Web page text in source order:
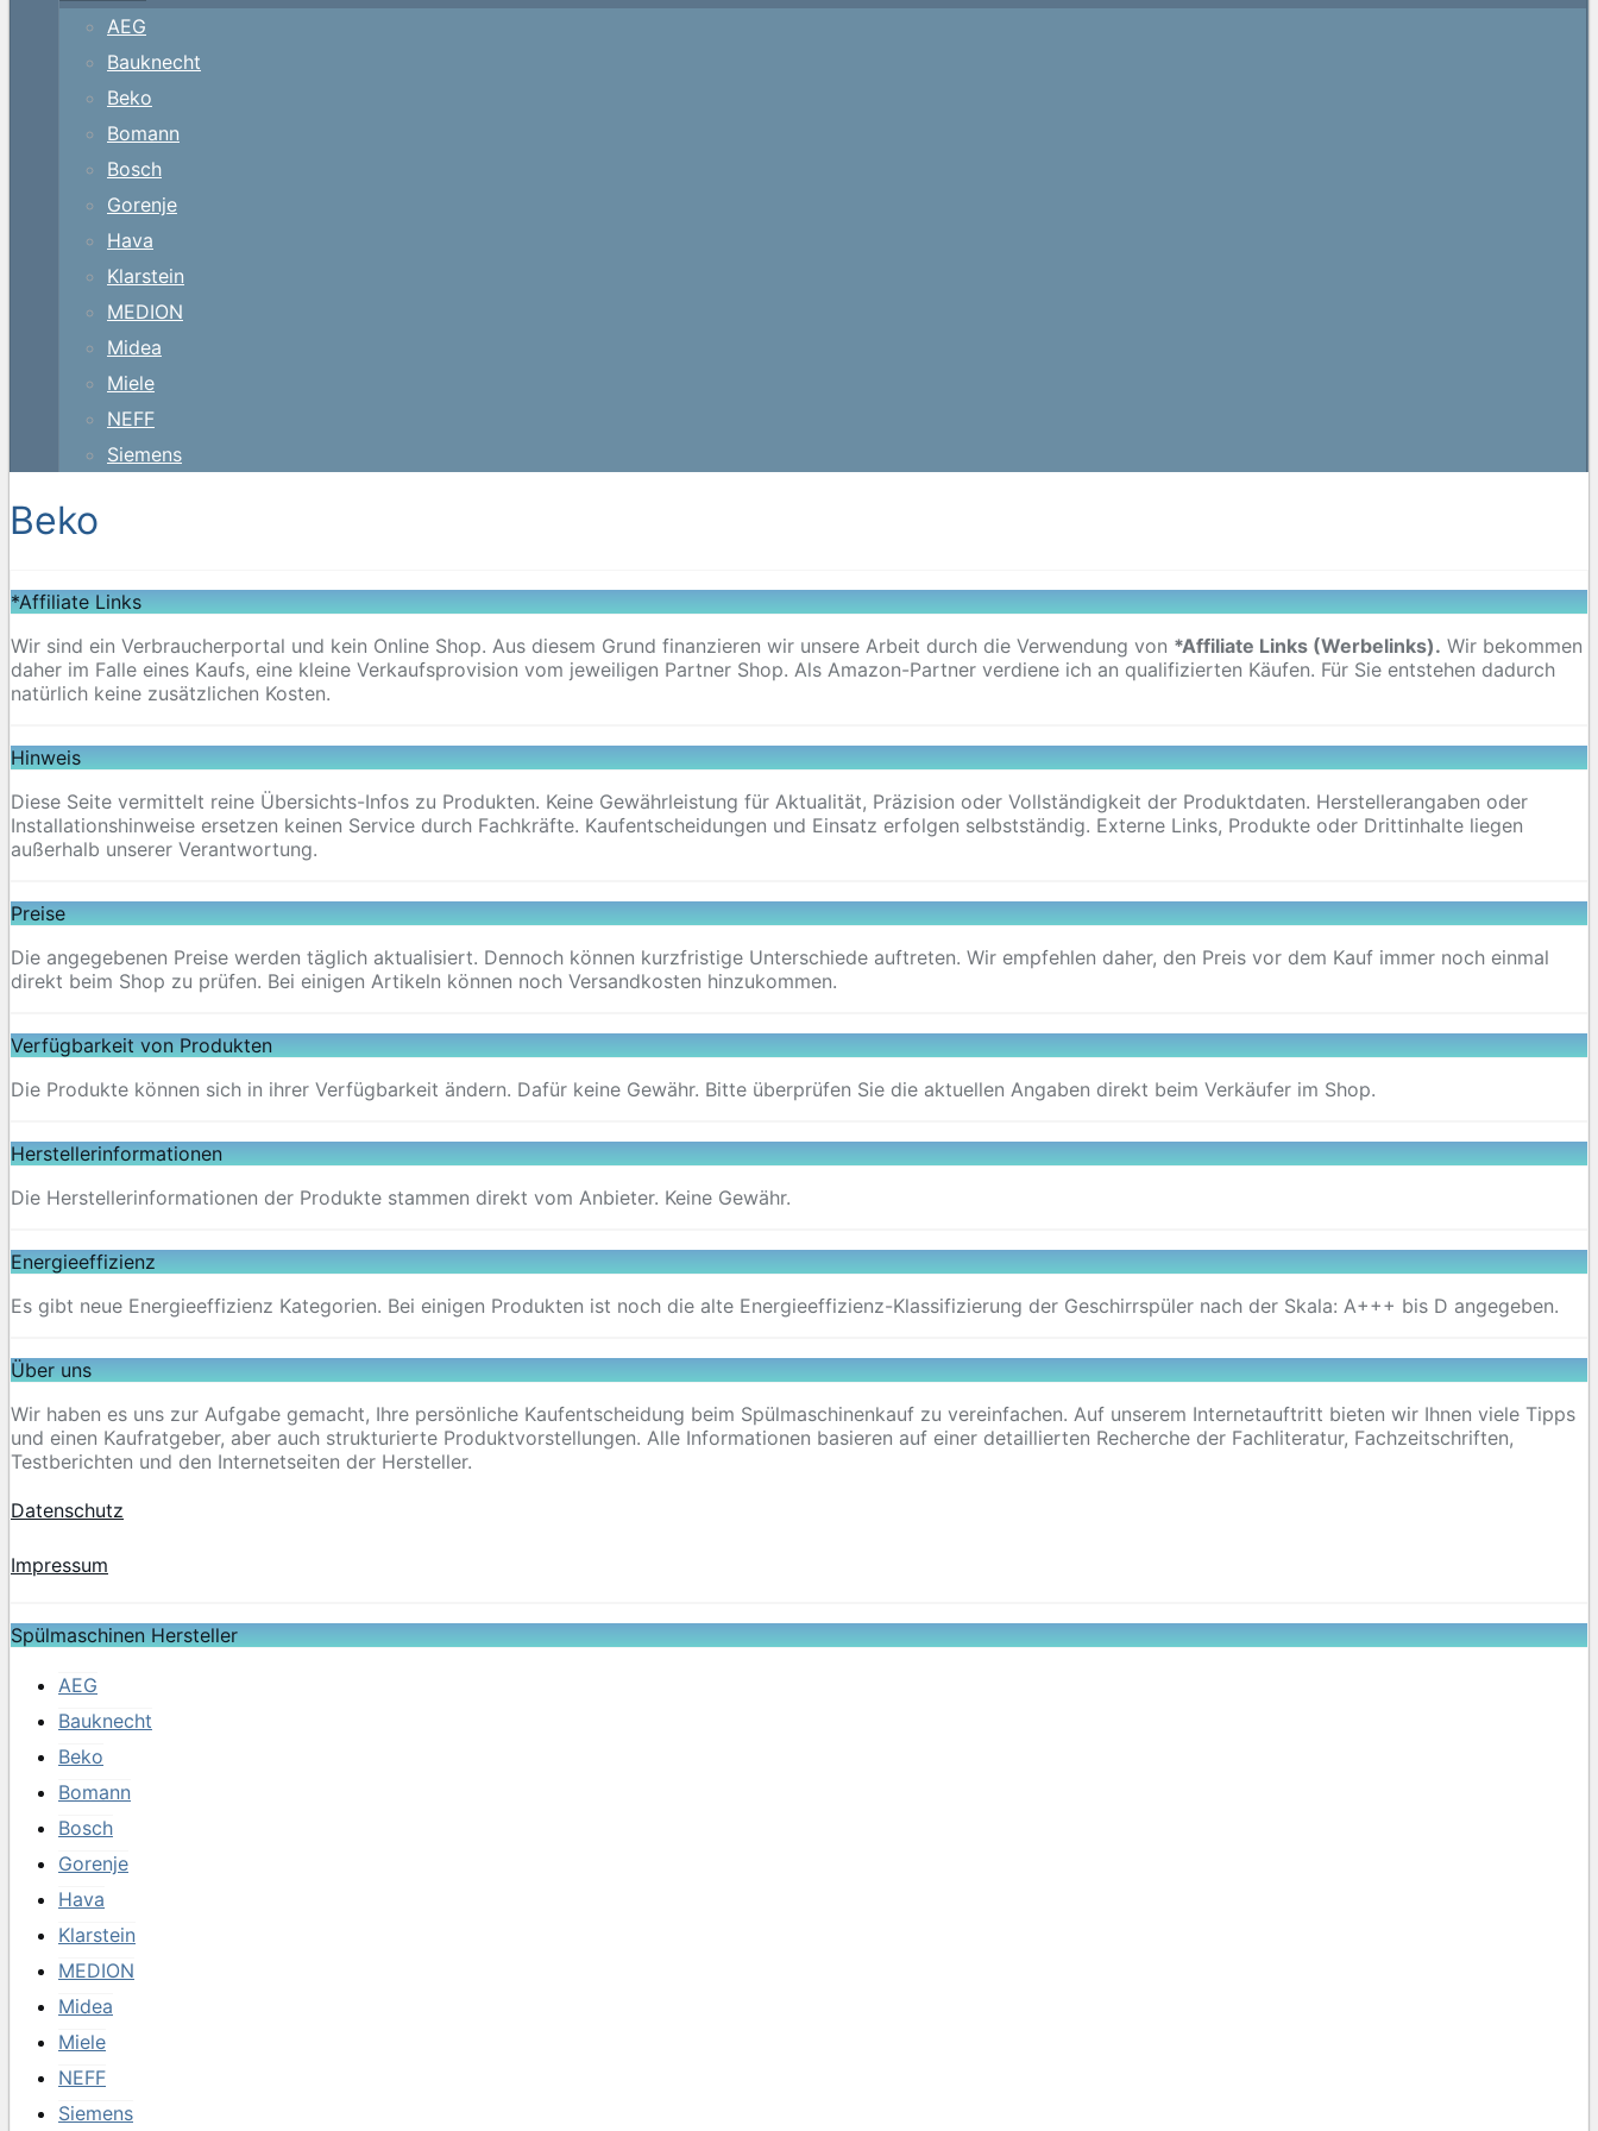
AEG
Bauknecht
Beko
Bomann
Bosch
Gorenje
Hava
Klarstein
MEDION
Midea
Miele
NEFF
Siemens
Beko
*Affiliate Links
Wir sind ein Verbraucherportal und kein Online Shop. Aus diesem Grund finanzieren wir unsere Arbeit durch die Verwendung von *Affiliate Links (Werbelinks). Wir bekommen
daher im Falle eines Kaufs, eine kleine Verkaufsprovision vom jeweiligen Partner Shop. Als Amazon-Partner verdiene ich an qualifizierten Käufen. Für Sie entstehen dadurch
natürlich keine zusätzlichen Kosten.
Hinweis
Diese Seite vermittelt reine Übersichts-Infos zu Produkten. Keine Gewährleistung für Aktualität, Präzision oder Vollständigkeit der Produktdaten. Herstellerangaben oder
Installationshinweise ersetzen keinen Service durch Fachkräfte. Kaufentscheidungen und Einsatz erfolgen selbstständig. Externe Links, Produkte oder Drittinhalte liegen
außerhalb unserer Verantwortung.
Preise
Die angegebenen Preise werden täglich aktualisiert. Dennoch können kurzfristige Unterschiede auftreten. Wir empfehlen daher, den Preis vor dem Kauf immer noch einmal
direkt beim Shop zu prüfen. Bei einigen Artikeln können noch Versandkosten hinzukommen.
Verfügbarkeit von Produkten
Die Produkte können sich in ihrer Verfügbarkeit ändern. Dafür keine Gewähr. Bitte überprüfen Sie die aktuellen Angaben direkt beim Verkäufer im Shop.
Herstellerinformationen
Die Herstellerinformationen der Produkte stammen direkt vom Anbieter. Keine Gewähr.
Energieeffizienz
Es gibt neue Energieeffizienz Kategorien. Bei einigen Produkten ist noch die alte Energieeffizienz-Klassifizierung der Geschirrspüler nach der Skala: A+++ bis D angegeben.
Über uns
Wir haben es uns zur Aufgabe gemacht, Ihre persönliche Kaufentscheidung beim Spülmaschinenkauf zu vereinfachen. Auf unserem Internetauftritt bieten wir Ihnen viele Tipps
und einen Kaufratgeber, aber auch strukturierte Produktvorstellungen. Alle Informationen basieren auf einer detaillierten Recherche der Fachliteratur, Fachzeitschriften,
Testberichten und den Internetseiten der Hersteller.
Datenschutz
Impressum
Spülmaschinen Hersteller
AEG
Bauknecht
Beko
Bomann
Bosch
Gorenje
Hava
Klarstein
MEDION
Midea
Miele
NEFF
Siemens